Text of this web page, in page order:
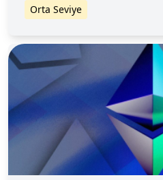
Orta Seviye